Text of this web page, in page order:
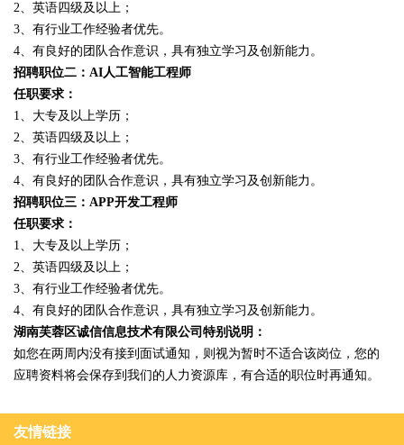
2、英语四级及以上；
3、有行业工作经验者优先。
4、有良好的团队合作意识，具有独立学习及创新能力。
招聘职位二：AI人工智能工程师
任职要求：
1、大专及以上学历；
2、英语四级及以上；
3、有行业工作经验者优先。
4、有良好的团队合作意识，具有独立学习及创新能力。
招聘职位三：APP开发工程师
任职要求：
1、大专及以上学历；
2、英语四级及以上；
3、有行业工作经验者优先。
4、有良好的团队合作意识，具有独立学习及创新能力。
湖南芙蓉区诚信信息技术有限公司特别说明：
如您在两周内没有接到面试通知，则视为暂时不适合该岗位，您的
应聘资料将会保存到我们的人力资源库，有合适的职位时再通知。
友情链接